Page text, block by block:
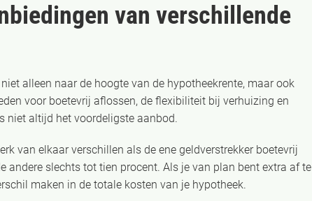
van verschillende
alleen naar de hoogte van de hypotheekrente, maar ook
voor boetevrij aflossen, de flexibiliteit bij verhuizing en
niet altijd het voordeligste aanbod.
van elkaar verschillen als de ene geldverstrekker boetevrij
slechts tot tien procent. Als je van plan bent extra af te
maken in de totale kosten van je hypotheek.